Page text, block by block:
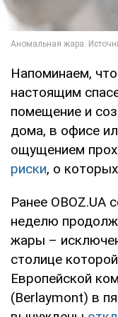
Напоминаем,
настоящим
помещение и
дома, в офисе
ощущением
риски, о
Ранее OBOZ.UA
неделю
жары –
столице
Европейской
(Berlaymont) в